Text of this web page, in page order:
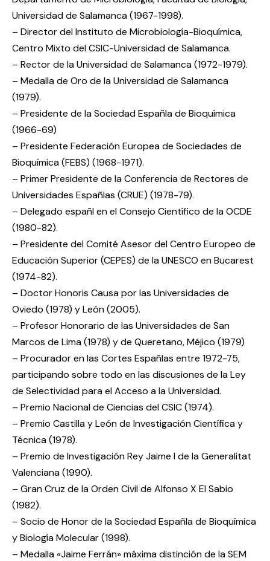
Universidad de Salamanca (1967-1998).
– Director del Instituto de Microbiología-Bioquímica,
Centro Mixto del CSIC-Universidad de Salamanca.
– Rector de la Universidad de Salamanca (1972-1979).
– Medalla de Oro de la Universidad de Salamanca
(1979).
– Presidente de la Sociedad Españla de Bioquímica
(1966-69)
– Presidente Federación Europea de Sociedades de
Bioquímica (FEBS) (1968-1971).
– Primer Presidente de la Conferencia de Rectores de
Universidades Españlas (CRUE) (1978-79).
– Delegado españl en el Consejo Científico de la OCDE
(1980-82).
– Presidente del Comité Asesor del Centro Europeo de
Educación Superior (CEPES) de la UNESCO en Bucarest
(1974-82).
– Doctor Honoris Causa por las Universidades de
Oviedo (1978) y León (2005).
– Profesor Honorario de las Universidades de San
Marcos de Lima (1978) y de Queretano, Méjico (1979)
– Procurador en las Cortes Españlas entre 1972-75,
participando sobre todo en las discusiones de la Ley
de Selectividad para el Acceso a la Universidad.
– Premio Nacional de Ciencias del CSIC (1974).
– Premio Castilla y León de Investigación Científica y
Técnica (1978).
– Premio de Investigación Rey Jaime I de la Generalitat
Valenciana (1990).
– Gran Cruz de la Orden Civil de Alfonso X El Sabio
(1982).
– Socio de Honor de la Sociedad Españla de Bioquímica
y Biología Molecular (1998).
– Medalla «Jaime Ferrán» máxima distinción de la SEM